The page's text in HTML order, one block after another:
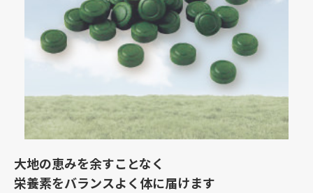
大地の恵みを余すことなく
栄養素をバランスよく体に届けます